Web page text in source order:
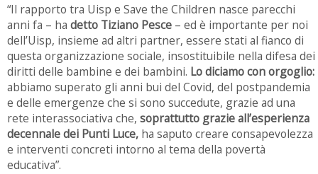
“Il rapporto tra Uisp e Save the Children nasce parecchi
anni fa – ha detto Tiziano Pesce – ed è importante per noi
dell’Uisp, insieme ad altri partner, essere stati al fianco di
questa organizzazione sociale, insostituibile nella difesa dei
diritti delle bambine e dei bambini. Lo diciamo con orgoglio:
abbiamo superato gli anni bui del Covid, del postpandemia
e delle emergenze che si sono succedute, grazie ad una
rete interassociativa che, soprattutto grazie all’esperienza
decennale dei Punti Luce, ha saputo creare consapevolezza
e interventi concreti intorno al tema della povertà
educativa”.